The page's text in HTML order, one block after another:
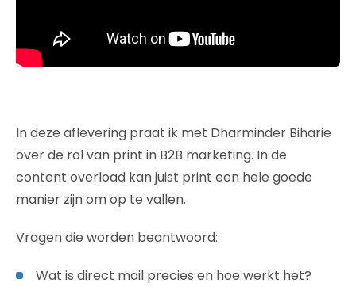
In deze aflevering praat ik met Dharminder Biharie
over de rol van print in B2B marketing. In de
content overload kan juist print een hele goede
manier zijn om op te vallen.
Vragen die worden beantwoord:
Wat is direct mail precies en hoe werkt het?